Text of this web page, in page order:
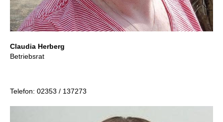
Claudia Herberg
Betriebsrat
Telefon: 02353 / 137273